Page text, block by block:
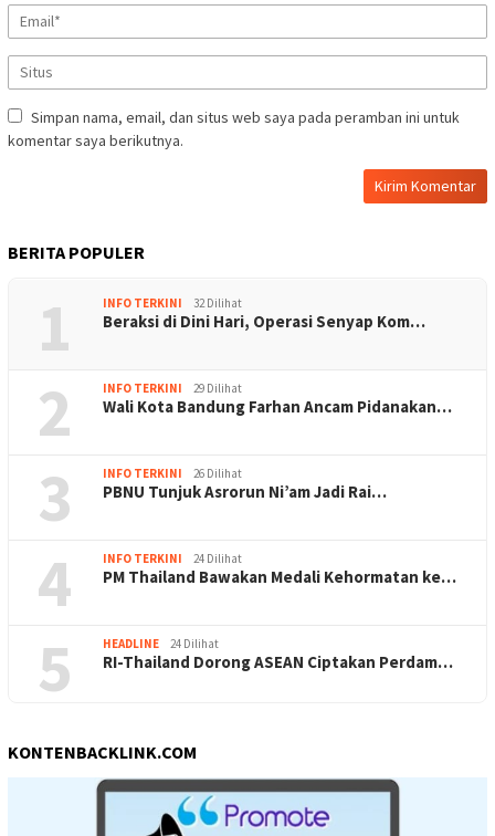
Simpan nama, email, dan situs web saya pada peramban ini untuk
komentar saya berikutnya.
BERITA POPULER
1 INFO TERKINI 32 Dilihat
Beraksi di Dini Hari, Operasi Senyap Kom…
2 INFO TERKINI 29 Dilihat
Wali Kota Bandung Farhan Ancam Pidanakan…
3 INFO TERKINI 26 Dilihat
PBNU Tunjuk Asrorun Ni’am Jadi Rai…
4 INFO TERKINI 24 Dilihat
PM Thailand Bawakan Medali Kehormatan ke…
5 HEADLINE 24 Dilihat
RI-Thailand Dorong ASEAN Ciptakan Perdam…
KONTENBACKLINK.COM